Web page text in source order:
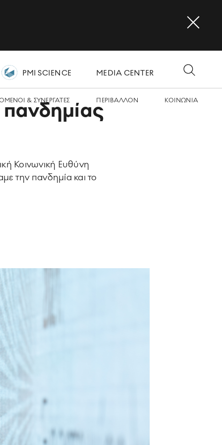
PMI SCIENCE MEDIA CENTER
& ΣΥΝΕΡΓΑΤΕΣ ΠΕΡΙΒΑΛΛΟΝ ΚΟΙΝΩΝΙA
Κοινωνική Ευθύνη
την πανδημία και το